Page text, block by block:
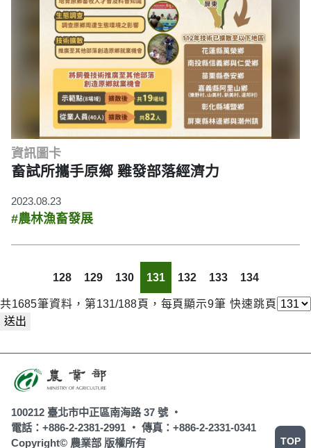
資訊圖卡
畜試所攜手原鄉 雞發部落經濟力
2023.08.23
#農林漁畜發展
128 129 130 131 132 133 134
共1685筆資料，第131/188頁，每頁顯示9筆 快速跳頁
送出
100212 臺北市中正區南海路 37 號 ‧
電話：+886-2-2381-2991 ‧ 傳真：+886-2-2331-0341
Copyright© 農業部 版權所有
TOP